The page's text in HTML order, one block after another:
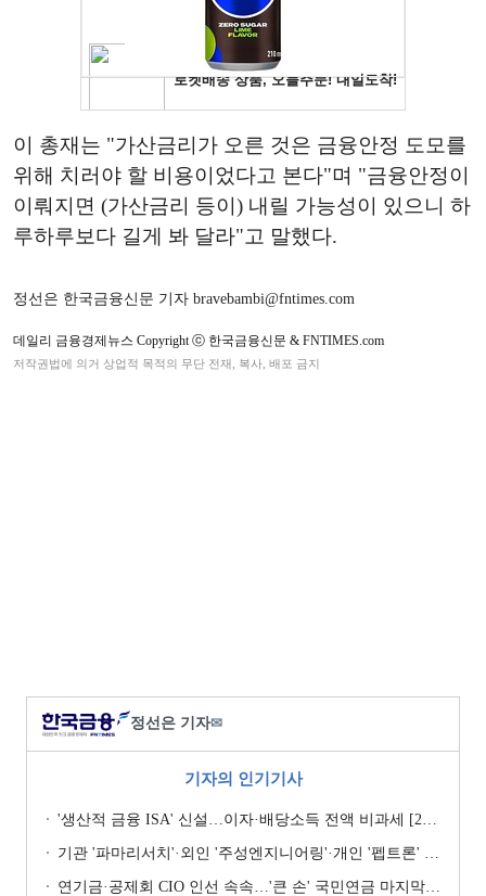
이 총재는 "가산금리가 오른 것은 금융안정 도모를
위해 치러야 할 비용이었다고 본다"며 "금융안정이
이뤄지면 (가산금리 등이) 내릴 가능성이 있으니 하
루하루보다 길게 봐 달라"고 말했다.
정선은 한국금융신문 기자 bravebambi@fntimes.com
데일리 금융경제뉴스 Copyright ⓒ 한국금융신문 & FNTIMES.com
저작권법에 의거 상업적 목적의 무단 전재, 복사, 배포 금지
정선은 기자✉
기자의 인기기사
'생산적 금융 ISA' 신설…이자·배당소득 전액 비과세 [2026 세제개편안]
기관 '파마리서치'·외인 '주성엔지니어링'·개인 '펩트론' 1위 [주간 코스닥 순매수- 2026년 7월27일~7월31일]
연기금·공제회 CIO 인선 속속…'큰 손' 국민연금 마지막 타자